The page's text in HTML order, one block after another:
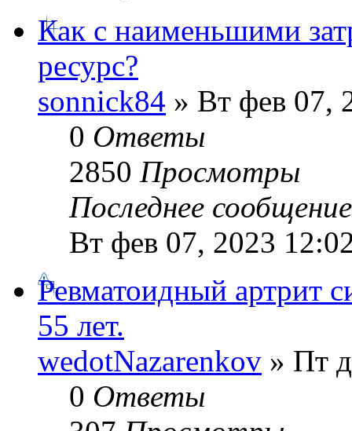
Как с наименьшими
ресурс?
sonnick84 » Вт фев 07,
0 Ответы
2850 Просмотры
Последнее
Вт фев 07, 2023
Ревматоидный артрит
55 лет.
wedotNazarenkov » Пт
0 Ответы